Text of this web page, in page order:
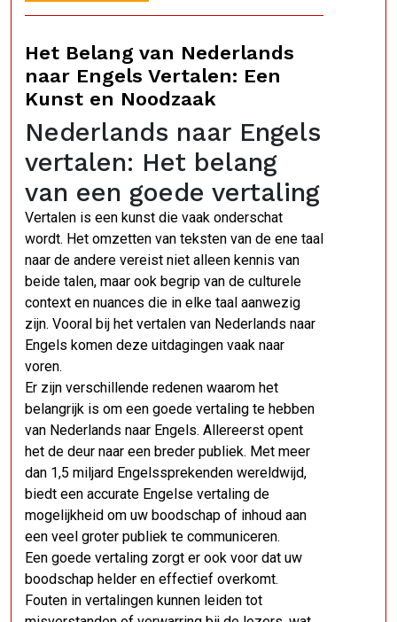
Het Belang van Nederlands
naar Engels Vertalen: Een
Kunst en Noodzaak
Nederlands naar Engels
vertalen: Het belang
van een goede vertaling
Vertalen is een kunst die vaak onderschat
wordt. Het omzetten van teksten van de ene taal
naar de andere vereist niet alleen kennis van
beide talen, maar ook begrip van de culturele
context en nuances die in elke taal aanwezig
zijn. Vooral bij het vertalen van Nederlands naar
Engels komen deze uitdagingen vaak naar
voren.
Er zijn verschillende redenen waarom het
belangrijk is om een goede vertaling te hebben
van Nederlands naar Engels. Allereerst opent
het de deur naar een breder publiek. Met meer
dan 1,5 miljard Engelssprekenden wereldwijd,
biedt een accurate Engelse vertaling de
mogelijkheid om uw boodschap of inhoud aan
een veel groter publiek te communiceren.
Een goede vertaling zorgt er ook voor dat uw
boodschap helder en effectief overkomt.
Fouten in vertalingen kunnen leiden tot